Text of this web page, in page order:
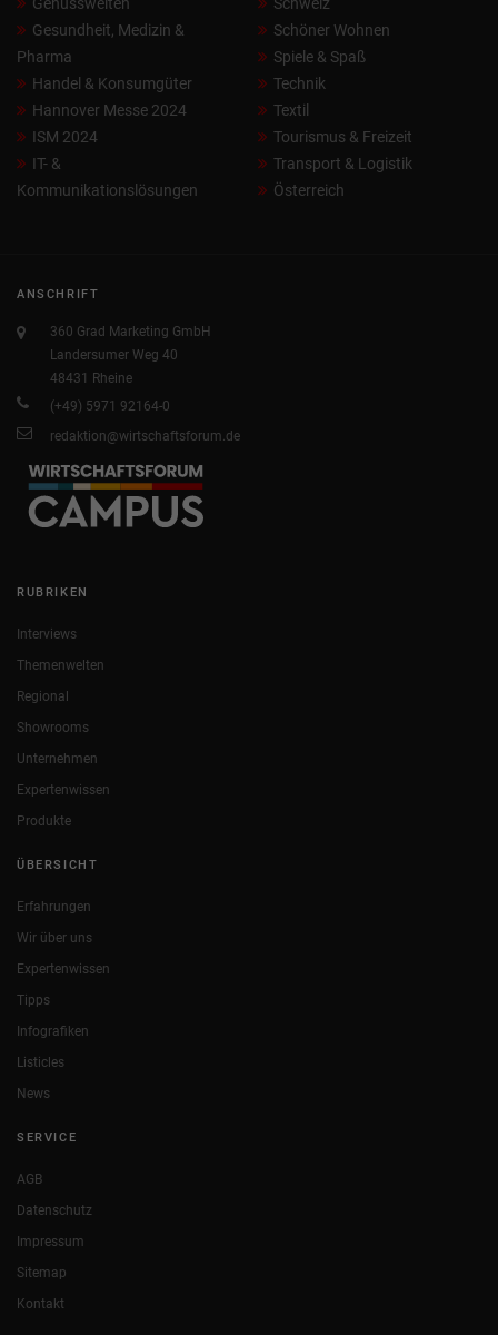
Gesundheit, Medizin &
Pharma
Handel & Konsumgüter
Hannover Messe 2024
ISM 2024
IT- &
Kommunikationslösungen
Schöner Wohnen
Spiele & Spaß
Technik
Textil
Tourismus & Freizeit
Transport & Logistik
Österreich
ANSCHRIFT
360 Grad Marketing GmbH
Landersumer Weg 40
48431 Rheine
(+49) 5971 92164-0
redaktion@wirtschaftsforum.de
RUBRIKEN
Interviews
Themenwelten
Regional
Showrooms
Unternehmen
Expertenwissen
Produkte
ÜBERSICHT
Erfahrungen
Wir über uns
Expertenwissen
Tipps
Infografiken
Listicles
News
SERVICE
AGB
Datenschutz
Impressum
Sitemap
Kontakt